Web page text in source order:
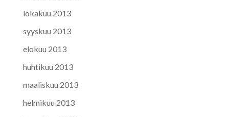
lokakuu 2013
syyskuu 2013
elokuu 2013
huhtikuu 2013
maaliskuu 2013
helmikuu 2013